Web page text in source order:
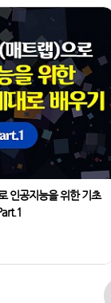
인공지능을 위한 기초